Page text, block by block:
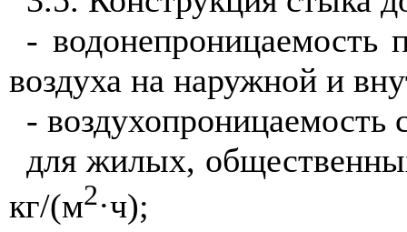
- водонепроницаемость
воздуха на наружной и
- воздухопроницаемость
для жилых,
кг/(м2·ч);